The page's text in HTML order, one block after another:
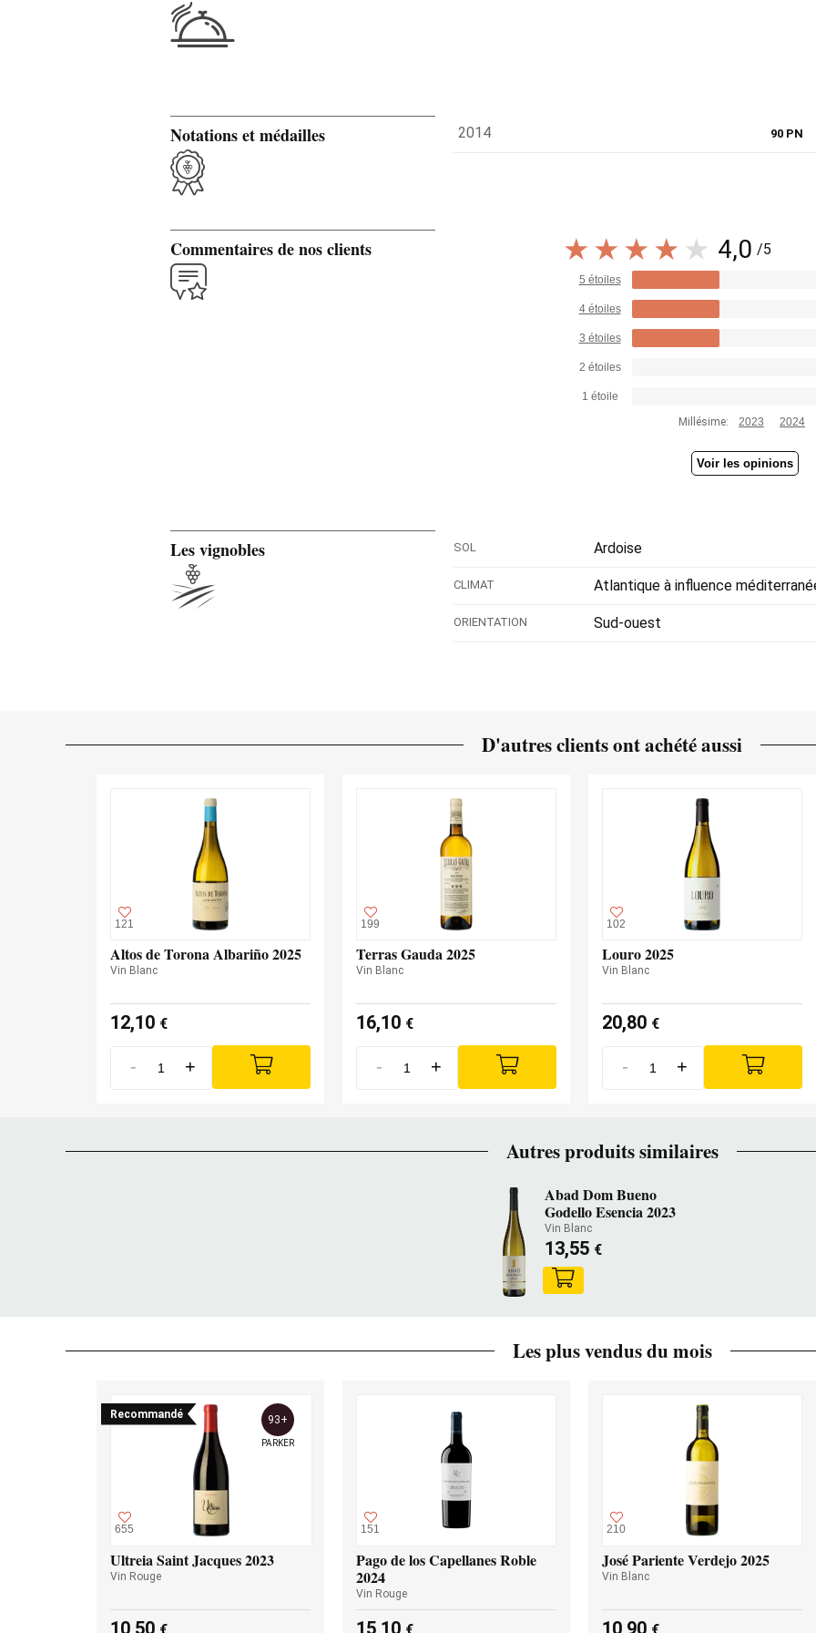
Notations et médailles 2014 90 PN
Commentaires de nos clients 4,0 /5
5 étoiles
4 étoiles
3 étoiles
2 étoiles
1 étoile
Millésime:
2023 2024
Voir les opinions
Les vignobles SOL Ardoise
CLIMAT Atlantique à influence
ORIENTATION Sud-ouest
D'autres clients ont achété aussi
121
Altos de Torona Albariño 2025
Vin Blanc
12,10 €
- +
199
Terras Gauda 2025
Vin Blanc
16,10 €
- +
102
Louro 2025
Vin Blanc
20,80 €
- +
Autres produits similaires
Abad Dom Bueno
Godello Esencia 2023
Vin Blanc
13,55 €
Les plus vendus du mois
Recommandé
655
93+
PARKER
Ultreia Saint Jacques 2023
Vin Rouge
10,50 €
151
Pago de los Capellanes Roble
2024
Vin Rouge
15,10 €
210
José Pariente Verdejo 2025
Vin Blanc
10,90 €